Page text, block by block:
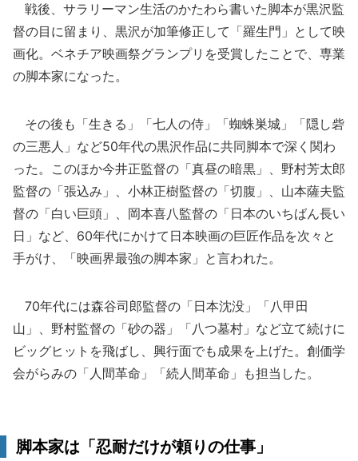
戦後、サラリーマン生活のかたわら書いた脚本が黒沢監
督の目に留まり、黒沢が加筆修正して「羅生門」として映
画化。ベネチア映画祭グランプリを受賞したことで、専業
の脚本家になった。
その後も「生きる」「七人の侍」「蜘蛛巣城」「隠し砦
の三悪人」など50年代の黒沢作品に共同脚本で深く関わ
った。このほか今井正監督の「真昼の暗黒」、野村芳太郎
監督の「張込み」、小林正樹監督の「切腹」、山本薩夫監
督の「白い巨頭」、岡本喜八監督の「日本のいちばん長い
日」など、60年代にかけて日本映画の巨匠作品を次々と
手がけ、「映画界最強の脚本家」と言われた。
70年代には森谷司郎監督の「日本沈没」「八甲田
山」、野村監督の「砂の器」「八つ墓村」など立て続けに
ビッグヒットを飛ばし、興行面でも成果を上げた。創価学
会がらみの「人間革命」「続人間革命」も担当した。
脚本家は「忍耐だけが頼りの仕事」